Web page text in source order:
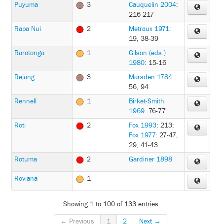
Puyuma
3 Cauquelin 2004:
216-217
Rapa Nui
2 Metraux 1971:
19, 38-39
Rarotonga
1
Gilson (eds.)
1980: 15-16
Rejang
3 Marsden 1784:
56, 94
Rennell
1
Birket-Smith
1969: 76-77
Roti
2 Fox 1993: 213;
Fox 1977: 27-47,
29, 41-43
Rotuma
2 Gardiner 1898
Roviana 1
Showing 1 to 100 of 133 entries
← Previous
1 2 Next →